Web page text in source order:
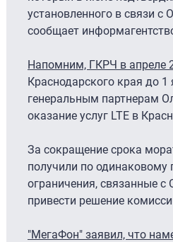
установленного в связи с
сообщает
Напомним, ГКРЧ в апреле
Краснодарского края до
генеральным партнерам
оказание услуг LTE в
За сокращение срока
получили по одинаковому
ограничения, связанные
привести решение
"МегаФон" заявил, что